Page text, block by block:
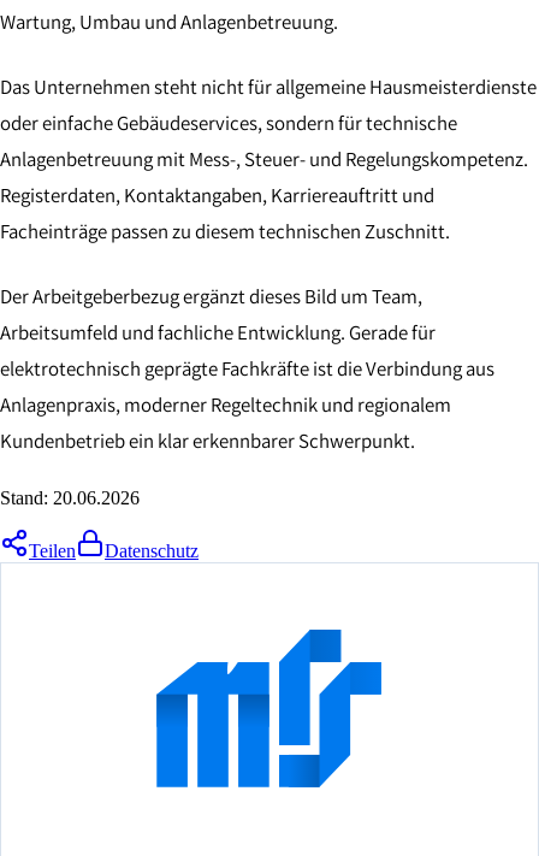
Wartung, Umbau und Anlagenbetreuung.
Das Unternehmen steht nicht für allgemeine Hausmeisterdienste
oder einfache Gebäudeservices, sondern für technische
Anlagenbetreuung mit Mess-, Steuer- und Regelungskompetenz.
Registerdaten, Kontaktangaben, Karriereauftritt und
Facheinträge passen zu diesem technischen Zuschnitt.
Der Arbeitgeberbezug ergänzt dieses Bild um Team,
Arbeitsumfeld und fachliche Entwicklung. Gerade für
elektrotechnisch geprägte Fachkräfte ist die Verbindung aus
Anlagenpraxis, moderner Regeltechnik und regionalem
Kundenbetrieb ein klar erkennbarer Schwerpunkt.
Stand: 20.06.2026
Teilen Datenschutz